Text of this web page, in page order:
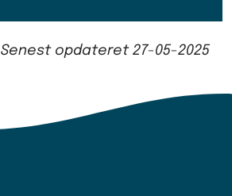
Senest opdateret 27-05-2025